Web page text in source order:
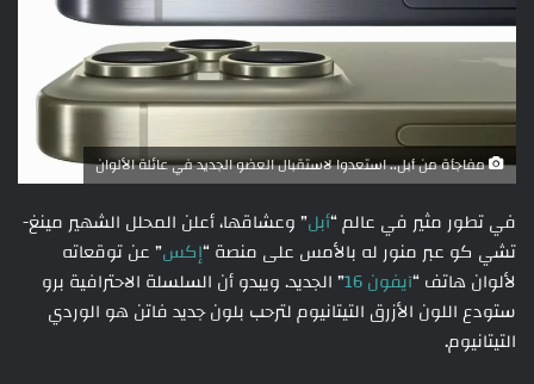
مفاجأة من أبل.. استعدوا لاستقبال العضو الجديد في عائلة الألوان
في تطور مثير في عالم “أبل” وعشاقها، أعلن المحلل الشهير مينغ-
تشي كو عبر منور له بالأمس على منصة “إكس” عن توقعاته
لألوان هاتف “آيفون 16
” الجديد. ويبدو أن السلسلة الاحترافية برو
ستودع اللون الأزرق التيتانيوم لترحب بلون جديد فاتن هو الوردي
التيتانيوم.